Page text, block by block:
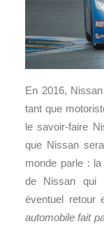
En 2016,
tant que
le savoir-faire
que Nissan
monde parle :
de Nissan qui
éventuel retour
automobile fait